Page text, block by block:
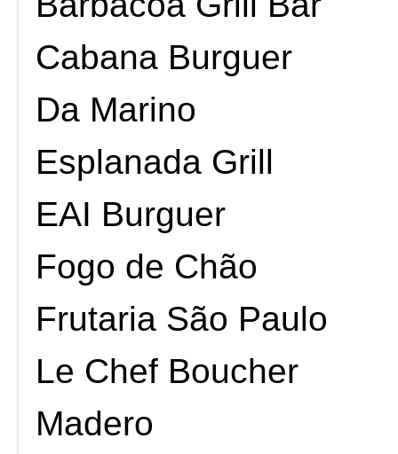
Cabana Burguer
Da Marino
Esplanada Grill
EAI Burguer
Fogo de Chão
Frutaria São Paulo
Le Chef Boucher
Madero